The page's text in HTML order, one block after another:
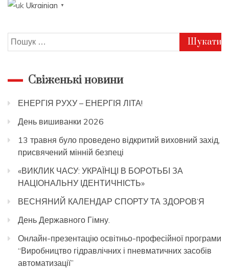
Ukrainian ▼
Пошук:
Свіженькі новини
ЕНЕРГІЯ РУХУ – ЕНЕРГІЯ ЛІТА!
День вишиванки 2026
13 травня було проведено відкритий виховний захід,
присвячений мінній безпеці
«ВИКЛИК ЧАСУ: УКРАЇНЦІ В БОРОТЬБІ ЗА
НАЦІОНАЛЬНУ ІДЕНТИЧНІСТЬ»
ВЕСНЯНИЙ КАЛЕНДАР СПОРТУ ТА ЗДОРОВ’Я
День Державного Гімну.
Онлайн-презентацію освітньо-професійної програми
“Виробництво гідравлічних і пневматичних засобів
автоматизації”